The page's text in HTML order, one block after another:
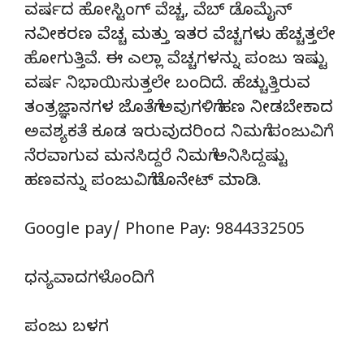
ವರ್ಷದ ಹೋಸ್ಟಿಂಗ್‌ ವೆಚ್ಚ, ವೆಬ್‌ ಡೊಮೈನ್‌
ನವೀಕರಣ ವೆಚ್ಚ ಮತ್ತು ಇತರ ವೆಚ್ಚಗಳು ಹೆಚ್ಚತ್ತಲೇ
ಹೋಗುತ್ತಿವೆ. ಈ ಎಲ್ಲಾ ವೆಚ್ಚಗಳನ್ನು ಪಂಜು ಇಷ್ಟು
ವರ್ಷ ನಿಭಾಯಿಸುತ್ತಲೇ ಬಂದಿದೆ. ಹೆಚ್ಚುತ್ತಿರುವ
ತಂತ್ರಜ್ಞಾನಗಳ ಜೊತೆಗೆ ಅವುಗಳಿಗೆ ಹಣ ನೀಡಬೇಕಾದ
ಅವಶ್ಯಕತೆ ಕೂಡ ಇರುವುದರಿಂದ ನಿಮಗೆ ಪಂಜುವಿಗೆ
ನೆರವಾಗುವ ಮನಸಿದ್ದರೆ ನಿಮಗೆ ಅನಿಸಿದ್ದಷ್ಟು
ಹಣವನ್ನು ಪಂಜುವಿಗೆ ಡೊನೇಟ್‌ ಮಾಡಿ.
Google pay/ Phone Pay: 9844332505
ಧನ್ಯವಾದಗಳೊಂದಿಗೆ
ಪಂಜು ಬಳಗ